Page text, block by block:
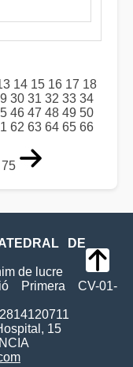
14 15 16 17 18
30 31 32 33 34
46 47 48 49 50
62 63 64 65 66
75
DE
de lucre
Primera CV-01-
15